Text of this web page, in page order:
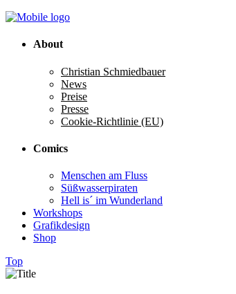
About
Christian Schmiedbauer
News
Preise
Presse
Cookie-Richtlinie (EU)
Comics
Menschen am Fluss
Süßwasserpiraten
Hell is´ im Wunderland
Workshops
Grafikdesign
Shop
Top